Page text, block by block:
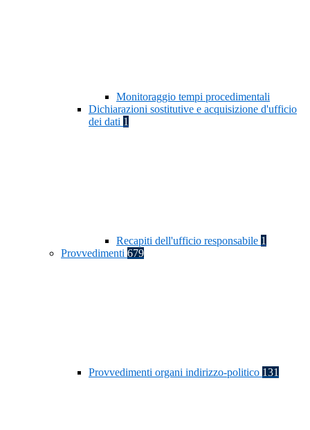
Monitoraggio tempi procedimentali
Dichiarazioni sostitutive e acquisizione d'ufficio
dei dati 1
Recapiti dell'ufficio responsabile 1
Provvedimenti 679
Provvedimenti organi indirizzo-politico 131